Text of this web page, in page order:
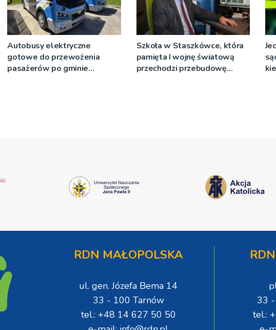
Autobusy elektryczne
gotowe do przewożenia
pasażerów po gminie
Szkoła w Staszkówce, która
pamięta I wojnę światową
przechodzi przebudowę
RDN MAŁOPOLSKA
ul. gen. Józefa Bema 14
33 - 100 Tarnów
tel.: +48 14 627 50 50
33 -
tel.: